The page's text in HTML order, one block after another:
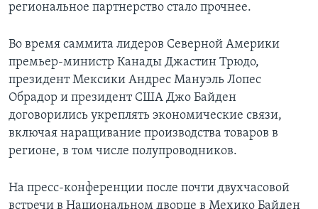
региональное партнерство стало прочнее.
Во время саммита лидеров Северной Америки
премьер-министр Канады Джастин Трюдо,
президент Мексики Андрес Мануэль Лопес
Обрадор и президент США Джо Байден
договорились укреплять экономические связи,
включая наращивание производства товаров в
регионе, в том числе полупроводников.
На пресс-конференции после почти двухчасовой
встречи в Национальном дворце в Мехико Байден